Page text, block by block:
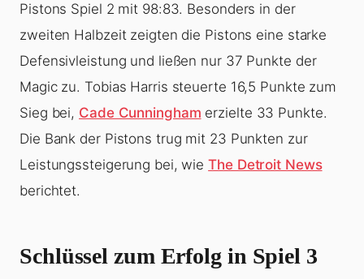
Pistons Spiel 2 mit 98:83. Besonders in der
zweiten Halbzeit zeigten die Pistons eine starke
Defensivleistung und ließen nur 37 Punkte der
Magic zu. Tobias Harris steuerte 16,5 Punkte zum
Sieg bei, Cade Cunningham erzielte 33 Punkte.
Die Bank der Pistons trug mit 23 Punkten zur
Leistungssteigerung bei, wieThe Detroit News
berichtet.
Schlüssel zum Erfolg in Spiel 3